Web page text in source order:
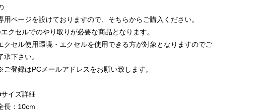
用ページを設けておりますので、そちらからご購入ください。
エクセルでのやり取りが必要な商品となります。
クセル使用環境・エクセルを使用できる方が対象となりますのでご
承下さい。
ご登録はPCメールアドレスをお願い致します。
イズ詳細
長：10cm